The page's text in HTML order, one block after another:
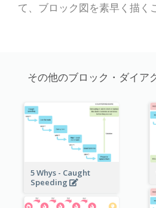
て、ブロック図を素早く描く
その他のブロック・ダイア
5 Whys - Caught
Speeding